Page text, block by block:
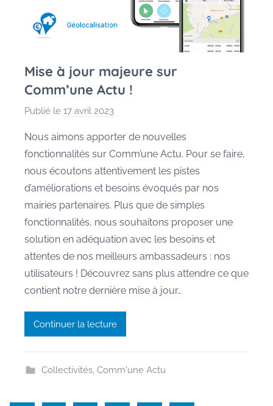
Mise à jour majeure sur
Comm’une Actu !
Publié le 17 avril 2023
r
M
a
u
r
a
n
e
Nous aimons apporter de nouvelles
fonctionnalités sur Comm’une Actu. Pour se faire,
nous écoutons attentivement les pistes
d’améliorations et besoins évoqués par nos
mairies partenaires. Plus que de simples
fonctionnalités, nous souhaitons proposer une
solution en adéquation avec les besoins et
attentes de nos meilleurs ambassadeurs : nos
utilisateurs ! Découvrez sans plus attendre ce que
contient notre dernière mise à jour…
Continuer la lecture
Collectivités, Comm'une Actu